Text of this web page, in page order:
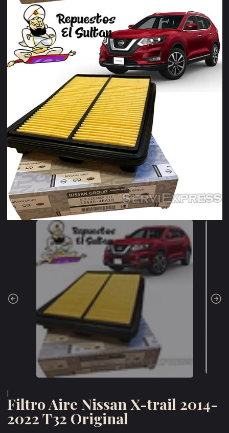
Filtro Aire Nissan X-trail 2014-
2022 T32 Original